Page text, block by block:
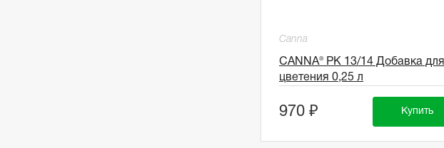
Canna
CANNA® PK 13/14 Добавка для
цветения 0,25 л
970 ₽ Купить